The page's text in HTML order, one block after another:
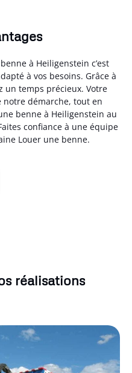
à Heiligenstein c’est
à vos besoins. Grâce à
un temps précieux. Votre
démarche, tout en
benne à Heiligenstein au
confiance à une équipe
Louer une benne.
réalisations